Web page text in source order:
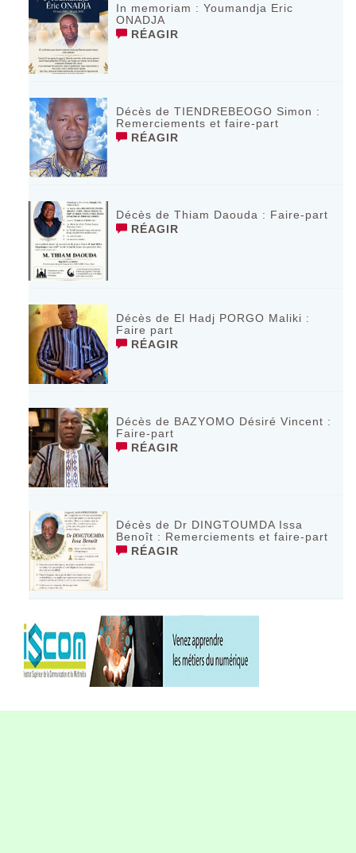
In memoriam : Youmandja Eric
ONADJA
RÉAGIR
Décès de TIENDREBEOGO Simon :
Remerciements et faire-part
RÉAGIR
Décès de Thiam Daouda : Faire-part
RÉAGIR
Décès de El Hadj PORGO Maliki :
Faire part
RÉAGIR
Décès de BAZYOMO Désiré Vincent :
Faire-part
RÉAGIR
Décès de Dr DINGTOUMDA Issa
Benoît : Remerciements et faire-part
RÉAGIR